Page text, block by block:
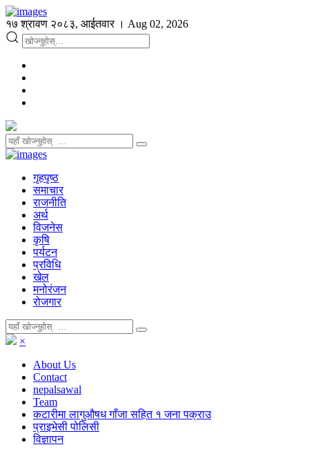
१७ श्रावण २०८३, आईतवार । Aug 02, 2026
गृहपृष्ठ
समाचार
राजनीति
अर्थ
विजनेस
कृषि
पर्यटन
प्रविधि
खेल
मनोरंजन
रोजगार
×
About Us
Contact
nepalsawal
Team
कटारीमा लागुऔषध गाँजा सहित १ जना पक्राउ
प्राइभेसी पोलिसी
विज्ञापन